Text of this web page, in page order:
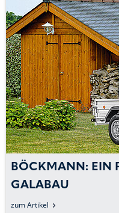
BÖCKMANN: EIN
GALABAU
zum Artikel